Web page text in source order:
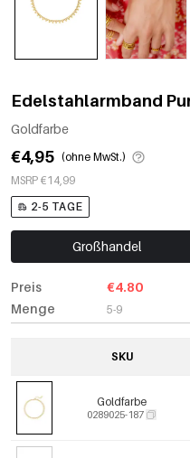
Edelstahlarmband
Goldfarbe
€4,95 (ohne MwSt.)
MSRP €14,99
2-5 TAGE
Großhandel
Preis
Menge
€4.80
5-9
SKU
Goldfarbe
0289025-187